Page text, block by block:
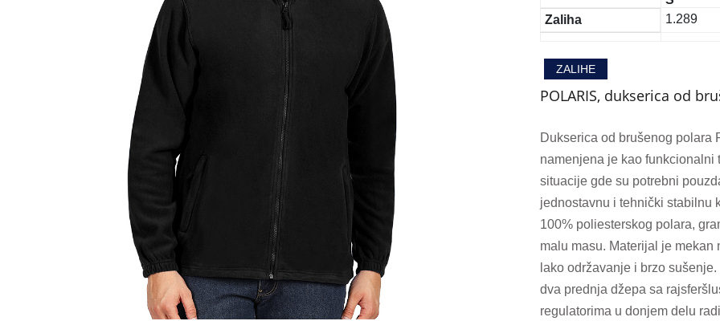
Zaliha
1.289
ZALIHE
POLARIS, dukserica od
Dukserica od brušenog polara
namenjena je kao funkcionalni
situacije gde su potrebni
jednostavnu i tehnički stabilnu
100% poliesterskog polara,
malu masu. Materijal je mekan
lako održavanje i brzo
dva prednja džepa sa
regulatorima u donjem delu